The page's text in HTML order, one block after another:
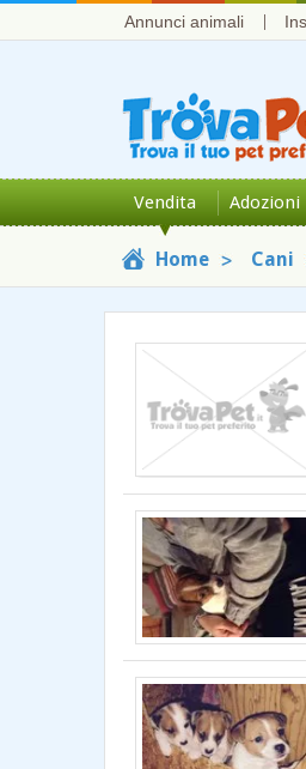
Annunci animali
Vendita Adozioni
Home Cani